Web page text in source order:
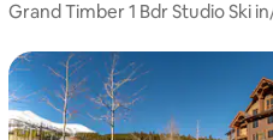
Grand Timber 1 Bdr Studio Ski